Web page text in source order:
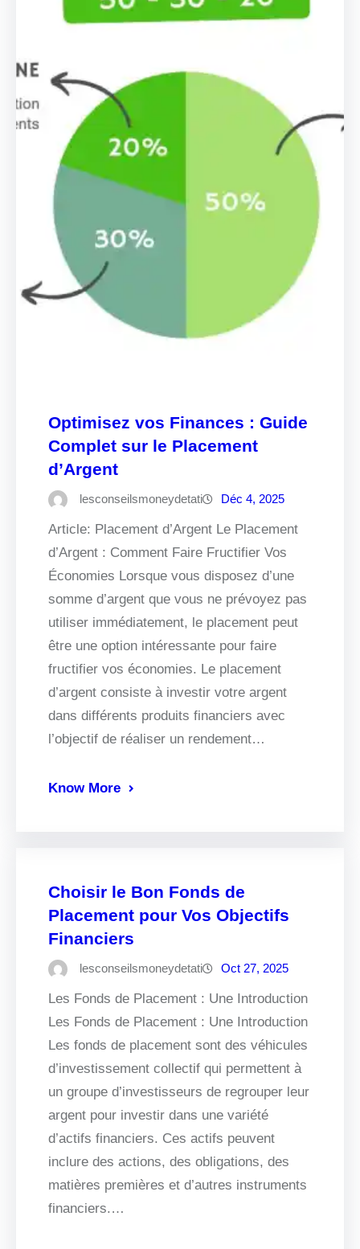
Optimisez vos Finances : Guide
Complet sur le Placement
d’Argent
lesconseilsmoneydetati Déc 4, 2025
Article: Placement d’Argent Le Placement
d’Argent : Comment Faire Fructifier Vos
Économies Lorsque vous disposez d’une
somme d’argent que vous ne prévoyez pas
utiliser immédiatement, le placement peut
être une option intéressante pour faire
fructifier vos économies. Le placement
d’argent consiste à investir votre argent
dans différents produits financiers avec
l’objectif de réaliser un rendement…
Know More
Choisir le Bon Fonds de
Placement pour Vos Objectifs
Financiers
lesconseilsmoneydetati Oct 27, 2025
Les Fonds de Placement : Une Introduction
Les Fonds de Placement : Une Introduction
Les fonds de placement sont des véhicules
d’investissement collectif qui permettent à
un groupe d’investisseurs de regrouper leur
argent pour investir dans une variété
d’actifs financiers. Ces actifs peuvent
inclure des actions, des obligations, des
matières premières et d’autres instruments
financiers.…